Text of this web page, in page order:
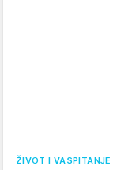
ŽIVOT I VASPITANJE